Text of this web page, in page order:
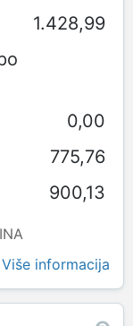
1.428,99
0,00
775,76
900,13
Više informacija